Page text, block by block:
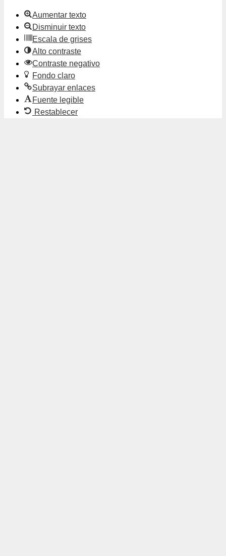
Aumentar texto
Disminuir texto
Escala de grises
Alto contraste
Contraste negativo
Fondo claro
Subrayar enlaces
Fuente legible
Restablecer